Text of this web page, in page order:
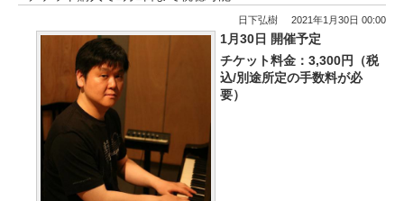
日下弘樹 2021年1月30日 00:00
1月30日 開催予定
チケット料金：3,300円（税
込/別途所定の手数料が必
要）